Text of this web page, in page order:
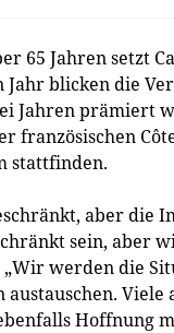
65 Jahren setzt
Jahr blicken die
Jahren prämiert
französischen
stattfinden.
aber
sein, aber
„Wir werden die
austauschen.
Hoffnung